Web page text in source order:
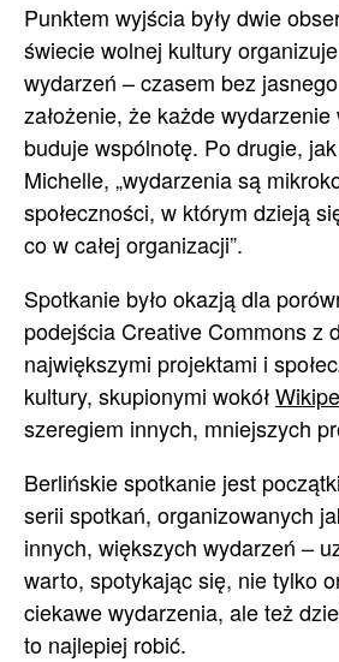
Punktem wyjścia były dwie
świecie wolnej kultury
wydarzeń – czasem bez
założenie, że każde
buduje wspólnotę. Po drugie,
Michelle, „wydarzenia są
społeczności, w którym dzieją
co w całej organizacji”.
Spotkanie było okazją dla
podejścia Creative Commons z
największymi projektami i
kultury, skupionymi wokół
szeregiem innych, mniejszych
Berlińskie spotkanie jest
serii spotkań, organizowanych
innych, większych wydarzeń –
warto, spotykając się, nie tylko
ciekawe wydarzenia, ale też
to najlepiej robić.